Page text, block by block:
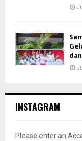
INSTAGRAM
Please enter an